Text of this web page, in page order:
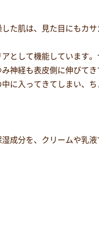
た肌は、見た目にもカ
として機能しています
神経も表皮側に伸びてき
に入ってきてしまい、
成分を、クリームや乳